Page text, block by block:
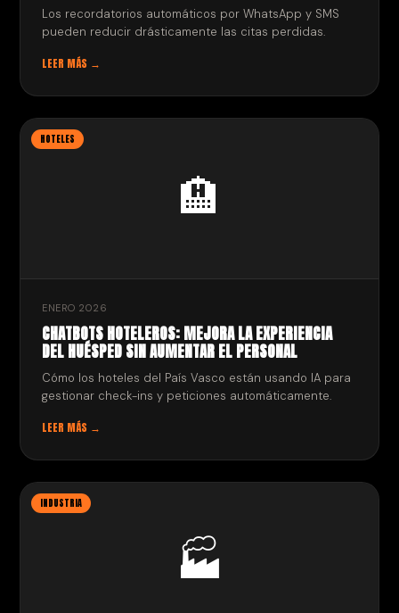
Los recordatorios automáticos por WhatsApp y SMS
pueden reducir drásticamente las citas perdidas.
LEER MÁS →
🏨
HOTELES
ENERO 2026
CHATBOTS HOTELEROS: MEJORA LA EXPERIENCIA
DEL HUÉSPED SIN AUMENTAR EL PERSONAL
Cómo los hoteles del País Vasco están usando IA para
gestionar check-ins y peticiones automáticamente.
LEER MÁS →
🏭
INDUSTRIA